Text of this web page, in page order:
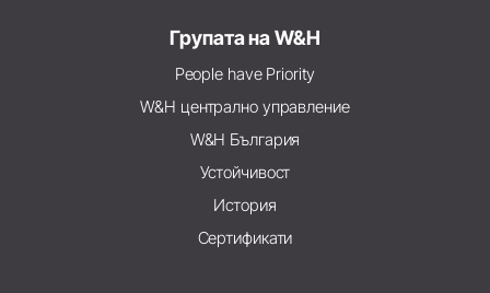
Групата на W&H
People have Priority
W&H централно управление
W&H България
Устойчивост
История
Сертификати